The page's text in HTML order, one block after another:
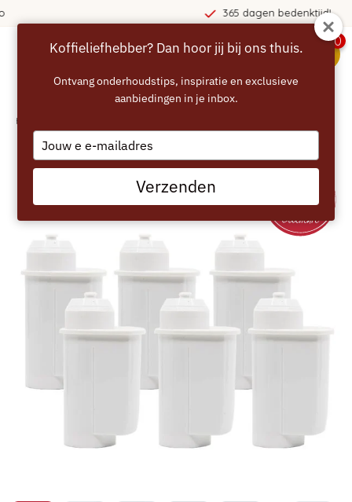
365 dagen bedenktijd!
0
Home
Koffieliefhebber? Dan hoor jij bij ons thuis.
Ontvang onderhoudstips, inspiratie en exclusieve
aanbiedingen in je inbox.
Type
your
email
Verzenden